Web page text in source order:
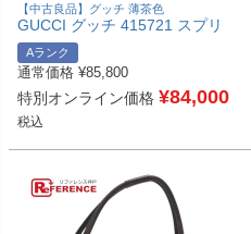
【中古良品】グッチ 薄茶色
GUCCI グッチ 415721 スプリ
ーム カバン 肩掛け ハンドバッ
グ ジップトート ショッピング
バッグ トートバッグ GGキャン
バス レディース ベージュ 【中
古】
Aランク
通常価格 ¥85,800
特別オンライン価格 ¥84,000
税込